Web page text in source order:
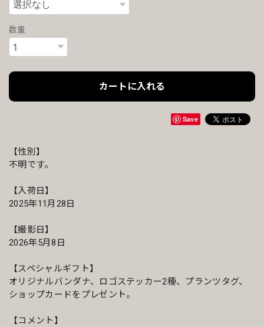
数量
カートに入れる
Save
【性別】
不明です。
【入荷日】
2025年11月28日
【撮影日】
2026年5月8日
【スペシャルギフト】
オリジナルバンダナ、ロゴステッカー2種、プランツタグ、
ショップカードをプレゼント。
【コメント】